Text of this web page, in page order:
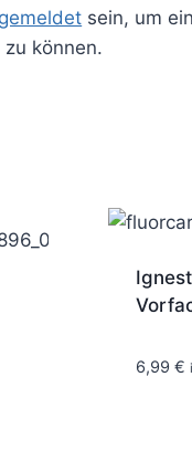
sein, um
können.
6,99 €